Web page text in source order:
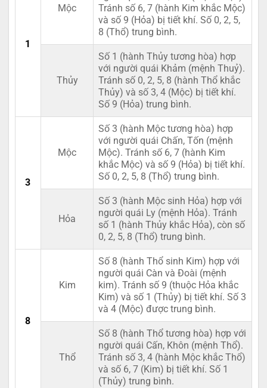
1
Mộc
Tránh số 6, 7 (hành Kim khắc Mộc)
và số 9 (Hỏa) bị tiết khí. Số 0, 2, 5,
8 (Thổ) trung bình.
Thủy
Số 1 (hành Thủy tương hòa) hợp
với người quái Khảm (mệnh Thuỷ).
Tránh số 0, 2, 5, 8 (hành Thổ khắc
Thủy) và số 3, 4 (Mộc) bị tiết khí.
Số 9 (Hỏa) trung bình.
3
Mộc
Số 3 (hành Mộc tương hòa) hợp
với người quái Chấn, Tốn (mệnh
Mộc). Tránh số 6, 7 (hành Kim
khắc Mộc) và số 9 (Hỏa) bị tiết khí.
Số 0, 2, 5, 8 (Thổ) trung bình.
Hỏa
Số 3 (hành Mộc sinh Hỏa) hợp với
người quái Ly (mệnh Hỏa). Tránh
số 1 (hành Thủy khắc Hỏa), còn số
0, 2, 5, 8 (Thổ) trung bình.
8
Kim
Số 8 (hành Thổ sinh Kim) hợp với
người quái Càn và Đoài (mệnh
kim). Tránh số 9 (thuộc Hỏa khắc
Kim) và số 1 (Thủy) bị tiết khí. Số 3
và 4 (Mộc) được trung bình.
Thổ
Số 8 (hành Thổ tương hòa) hợp với
người quái Cấn, Khôn (mệnh Thổ).
Tránh số 3, 4 (hành Mộc khắc Thổ)
và số 6, 7 (Kim) bị tiết khí. Số 1
(Thủy) trung bình.